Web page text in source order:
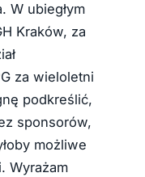
W ubiegłym
Kraków, za
za wieloletni
podkreślić,
sponsorów,
możliwe
Wyrażam